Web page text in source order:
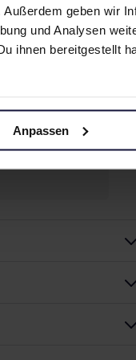
geben wir
und Analysen
ihnen bereitgestellt
Anpassen
kaufen, nur
zurückliegt.
nicht zusammen
Sie Ihre Ärztin,
Schmerzen,
Alle drei
Apotheker